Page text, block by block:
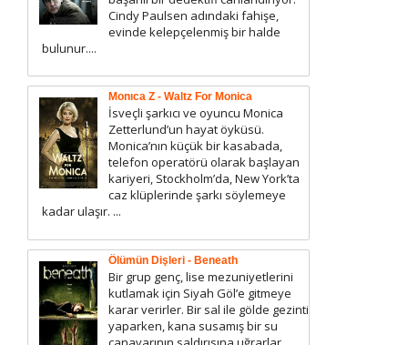
Cindy Paulsen adındaki fahişe,
evinde kelepçelenmiş bir halde
bulunur....
Monıca Z - Waltz For Monica
İsveçli şarkıcı ve oyuncu Monica
Zetterlund’un hayat öyküsü.
Monica’nın küçük bir kasabada,
telefon operatörü olarak başlayan
kariyeri, Stockholm’da, New York’ta
caz klüplerinde şarkı söylemeye
kadar ulaşır. ...
Ölümün Dişleri - Beneath
Bir grup genç, lise mezuniyetlerini
kutlamak için Siyah Göl’e gitmeye
karar verirler. Bir sal ile gölde gezinti
yaparken, kana susamış bir su